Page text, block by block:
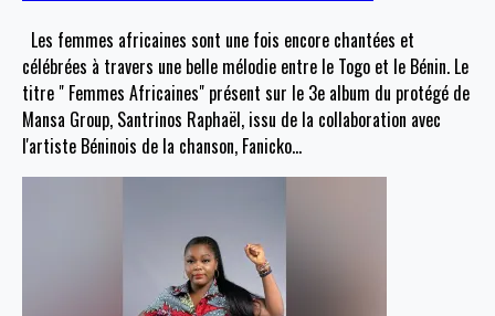
Les femmes africaines sont une fois encore chantées et
célébrées à travers une belle mélodie entre le Togo et le Bénin. Le
titre " Femmes Africaines" présent sur le 3e album du protégé de
Mansa Group, Santrinos Raphaël, issu de la collaboration avec
l'artiste Béninois de la chanson, Fanicko…